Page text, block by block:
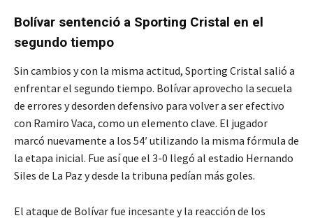
Bolívar sentenció a Sporting Cristal en el
segundo tiempo
Sin cambios y con la misma actitud, Sporting Cristal salió a
enfrentar el segundo tiempo. Bolívar aprovecho la secuela
de errores y desorden defensivo para volver a ser efectivo
con Ramiro Vaca, como un elemento clave. El jugador
marcó nuevamente a los 54′ utilizando la misma fórmula de
la etapa inicial. Fue así que el 3-0 llegó al estadio Hernando
Siles de La Paz y desde la tribuna pedían más goles.
El ataque de Bolívar fue incesante y la reacción de los